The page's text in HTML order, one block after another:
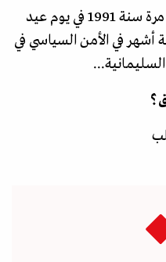
- لا، في سوريا. طبعا تم توقيفي مرة سنة 1991 في يوم عيد
أشهر في الأمن السياسي في